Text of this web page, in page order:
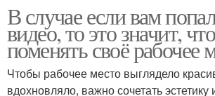
В случае если вам
видео, то это значит,
поменять своё рабочее
Чтобы рабочее место выглядело
вдохновляло, важно сочетать эстетику